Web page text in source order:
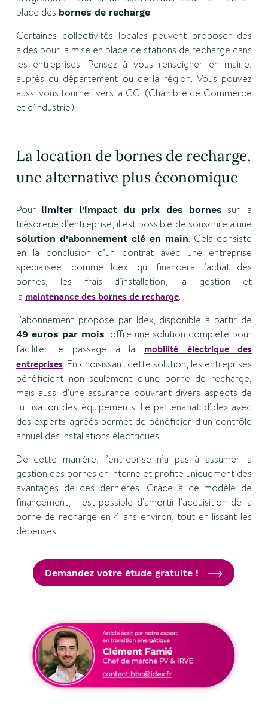
place des bornes de recharge.
Certaines collectivités locales peuvent proposer des
aides pour la mise en place de stations de recharge dans
les entreprises. Pensez à vous renseigner en mairie,
auprès du département ou de la région. Vous pouvez
aussi vous tourner vers la CCI (Chambre de Commerce
et d’Industrie).
La location de bornes de recharge,
une alternative plus économique
Pour limiter l’impact du prix des bornes sur la
trésorerie d’entreprise, il est possible de souscrire à une
solution d’abonnement clé en main. Cela consiste
en la conclusion d’un contrat avec une entreprise
spécialisée, comme Idex, qui financera l’achat des
bornes, les frais d'installation, la gestion et
la maintenance des bornes de recharge.
L'abonnement proposé par Idex, disponible à partir de
49 euros par mois, offre une solution complète pour
faciliter le passage à la mobilité électrique des
entreprises. En choisissant cette solution, les entreprises
bénéficient non seulement d'une borne de recharge,
mais aussi d'une assurance couvrant divers aspects de
l'utilisation des équipements. Le partenariat d'Idex avec
des experts agréés permet de bénéficier d’un contrôle
annuel des installations électriques.
De cette manière, l’entreprise n’a pas à assumer la
gestion des bornes en interne et profite uniquement des
avantages de ces dernières. Grâce à ce modèle de
financement, il est possible d'amortir l'acquisition de la
borne de recharge en 4 ans environ, tout en lissant les
dépenses.
Demandez votre étude gratuite !